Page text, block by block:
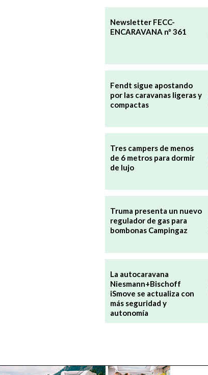
Newsletter FECC-
ENCARAVANA nº 361
Fendt sigue apostando
por las caravanas ligeras y
compactas
Tres campers de menos
de 6 metros para dormir
de lujo
Truma presenta un nuevo
regulador de gas para
bombonas Campingaz
La autocaravana
Niesmann+Bischoff
iSmove se actualiza con
más seguridad y
autonomía